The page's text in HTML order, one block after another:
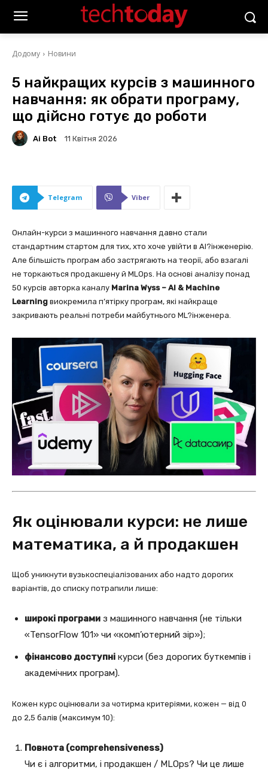
Додому Новини
5 найкращих курсів з машинного
навчання: як обрати програму,
що дійсно готує до роботи
Ai Bot 11 Квітня 2026
Telegram Viber
Онлайн-курси з машинного навчання давно стали
стандартним стартом для тих, хто хоче увійти в AI?інженерію.
Але більшість програм або застрягають на теорії, або взагалі
не торкаються продакшену й MLOps. На основі аналізу понад
50 курсів авторка каналу Marina Wyss – AI & Machine
Learning виокремила п’ятірку програм, які найкраще
закривають реальні потреби майбутнього ML?інженера.
Як оцінювали курси: не лише
математика, а й продакшен
Щоб уникнути вузькоспеціалізованих або надто дорогих
варіантів, до списку потрапили лише:
широкі програми з машинного навчання (не тільки
«TensorFlow 101» чи «комп’ютерний зір»);
фінансово доступні курси (без дорогих буткемпів і
академічних програм).
Кожен курс оцінювали за чотирма критеріями, кожен — від 0
до 2,5 балів (максимум 10):
Повнота (comprehensiveness)
Чи є і алгоритми, і продакшен / MLOps? Чи це лише